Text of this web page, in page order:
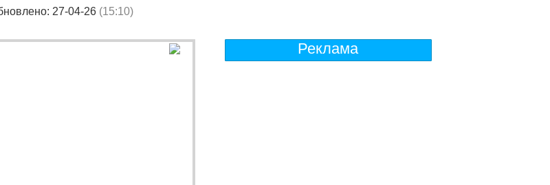
27-04-26 (15:10)
Реклама